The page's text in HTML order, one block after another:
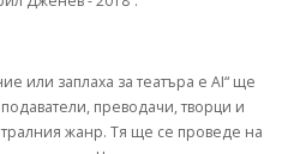
или заплаха за театъра е AI“ ще
преводачи, творци и
жанр. Тя ще се проведе на